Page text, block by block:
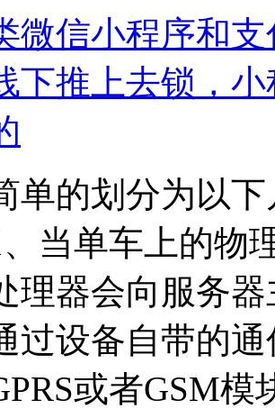
微信小程序和
下推上去锁，
单的划分为以
当单车上的物
理器会向服务
过设备自带的
或者GSM